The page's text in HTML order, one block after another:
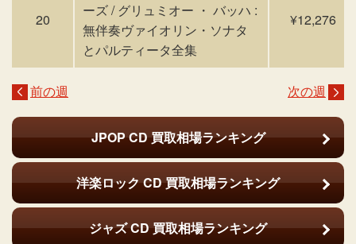
20
ーズ / グリュミオー ・ バッハ :
無伴奏ヴァイオリン・ソナタ
とパルティータ全集
¥12,276
前の週 次の週
JPOP CD買取相場ランキング
洋楽ロック CD買取相場ランキング
ジャズ CD買取相場ランキング